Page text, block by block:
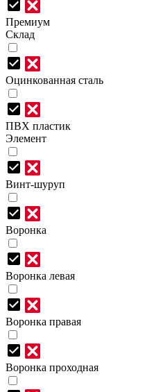
Премиум
Склад
Оцинкованная сталь
ПВХ пластик
Элемент
Винт-шуруп
Воронка
Воронка левая
Воронка правая
Воронка проходная